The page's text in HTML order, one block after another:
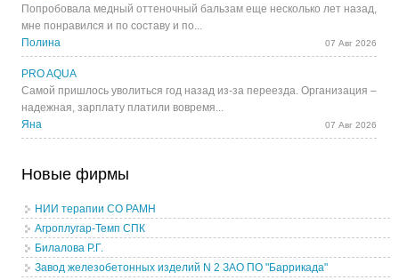
Попробовала медный оттеночный бальзам еще несколько лет назад,
мне понравился и по составу и по...
Полина
07 Авг 2026
PRO AQUA
Самой пришлось уволиться год назад из-за переезда. Организация –
надежная, зарплату платили вовремя...
Яна
07 Авг 2026
Новые фирмы
НИИ терапии СО РАМН
Агроплугар-Темп СПК
Билалова Р.Г.
Завод железобетонных изделий N 2 ЗАО ПО "Баррикада"